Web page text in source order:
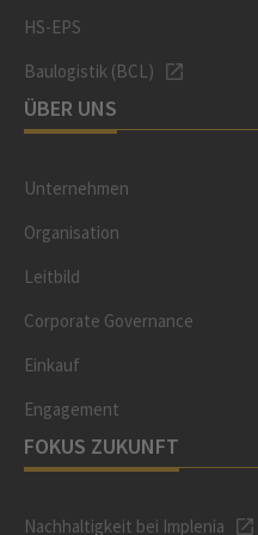
HS-EPS
Baulogistik (BCL)
ÜBER UNS
Unternehmen
Organisation
Leitbild
Corporate Governance
Einkauf
Engagement
FOKUS ZUKUNFT
Nachhaltigkeit bei Implenia